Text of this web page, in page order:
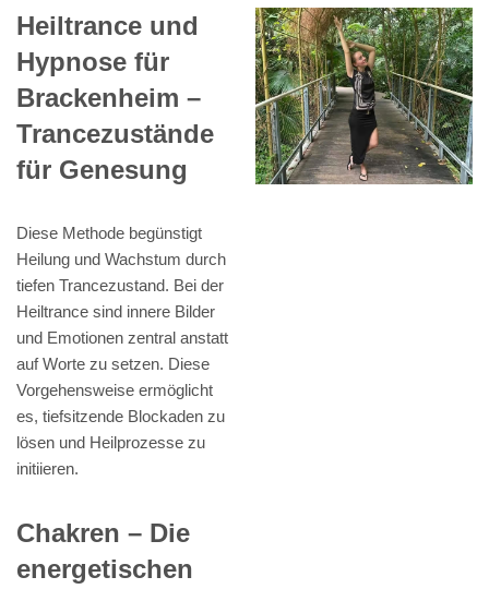
Heiltrance und
Hypnose für
Brackenheim –
Trancezustände
für Genesung
Diese Methode begünstigt
Heilung und Wachstum durch
tiefen Trancezustand. Bei der
Heiltrance sind innere Bilder
und Emotionen zentral anstatt
auf Worte zu setzen. Diese
Vorgehensweise ermöglicht
es, tiefsitzende Blockaden zu
lösen und Heilprozesse zu
initiieren.
Chakren – Die
energetischen